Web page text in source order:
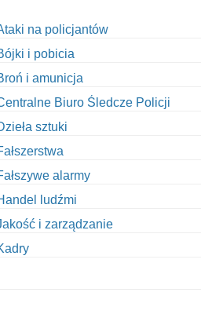
na policjantów
i pobicia
i amunicja
Biuro Śledcze Policji
sztuki
alarmy
ludźmi
i zarządzanie